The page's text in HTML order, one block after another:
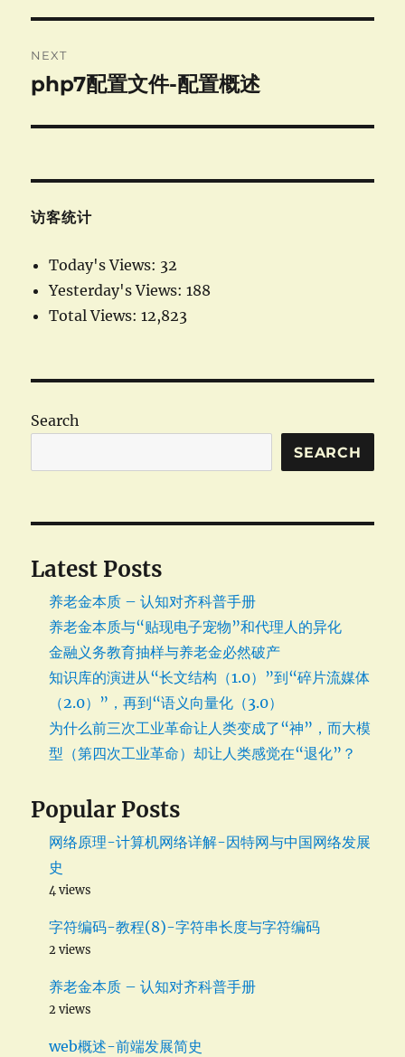
NEXT
Next
php7配置文件-配置概述
访客统计
Today's Views: 32
Yesterday's Views:188
Total Views:12,823
Search
SEARCH
Latest Posts
养老金本质 – 认知对齐科普手册
养老金本质与“贴现电子宠物”和代理人的异化
金融义务教育抽样与养老金必然破产
知识库的演进从“长文结构（1.0）”到“碎片流媒体
（2.0）”，再到“语义向量化（3.0）
为什么前三次工业革命让人类变成了“神”，而大模
型（第四次工业革命）却让人类感觉在“退化”？
Popular Posts
网络原理-计算机网络详解-因特网与中国网络发展
史
4 views
字符编码-教程(8)-字符串长度与字符编码
2 views
养老金本质 – 认知对齐科普手册
2 views
web概述-前端发展简史